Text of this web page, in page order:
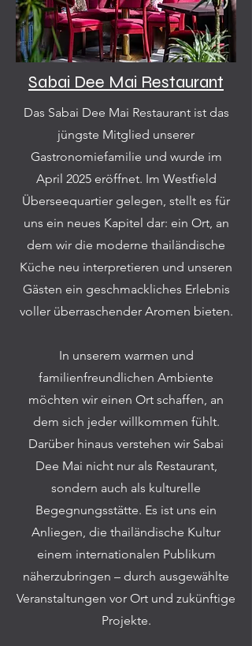
Sabai Dee Mai Restaurant
Das Sabai Dee Mai Restaurant ist das
jüngste Mitglied unserer
Gastronomiefamilie und wurde im
April 2025 eröffnet. Im Westfield
Überseequartier gelegen, stellt es für
uns ein neues Kapitel dar: ein Ort, an
dem wir die moderne thailändische
Küche neu interpretieren und unseren
Gästen ein geschmackliches Erlebnis
voller überraschender Aromen bieten.
In unserem warmen und
familienfreundlichen Ambiente
möchten wir einen Ort schaffen, an
dem sich jeder willkommen fühlt.
Darüber hinaus verstehen wir Sabai
Dee Mai nicht nur als Restaurant,
sondern auch als kulturelle
Begegnungsstätte. Es ist uns ein
Anliegen, die thailändische Kultur
einem internationalen Publikum
näherzubringen – durch ausgewählte
Veranstaltungen vor Ort und zukünftige
Projekte.